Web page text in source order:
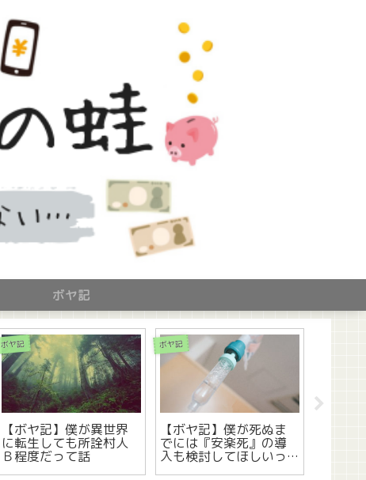
ボヤ記
ボヤ記
【ボヤ記】僕が異世界
に転生しても所詮村人
Ｂ程度だって話
ボヤ記
【ボヤ記】僕が死ぬま
でには『安楽死』の導
入も検討してほしいっ
て話